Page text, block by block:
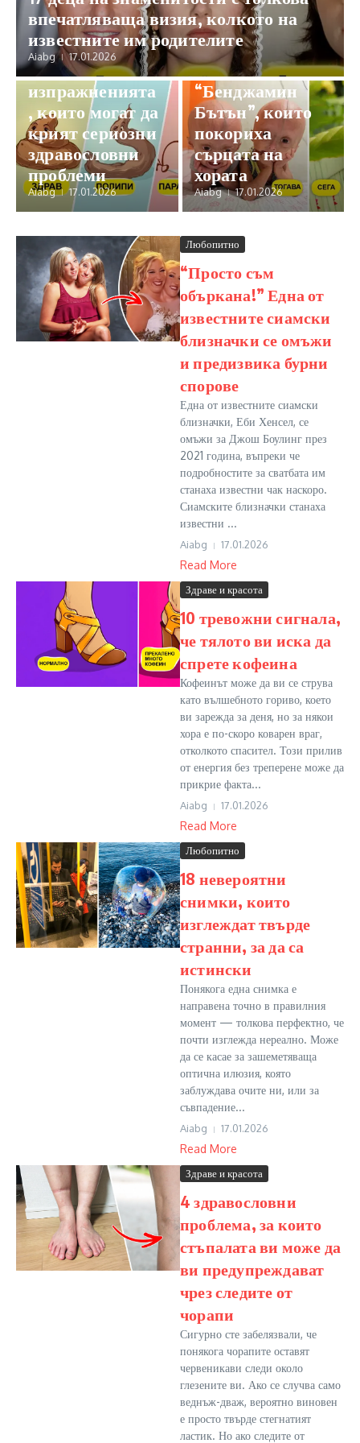
впечатляваща визия, колкото на
известните им родителите
Aiabg 17.01.2026
Здраве и красота
10+ тревожни
сигнала от
изпражненията
, които могат да
крият сериозни
здравословни
проблеми
Aiabg 17.01.2026
Любопитно
Запознайте се с
близначките
“Бенджамин
Бътън”, които
покориха
сърцата на
хората
Aiabg 17.01.2026
Любопитно
“Просто съм
объркана!” Една от
известните сиамски
близначки се омъжи
и предизвика бурни
спорове
Една от известните сиамски
близначки, Еби Хенсел, се
омъжи за Джош Боулинг през
2021 година, въпреки че
подробностите за сватбата им
станаха известни чак наскоро.
Сиамските близначки станаха
известни ...
Aiabg 17.01.2026
Read More
Здраве и красота
10 тревожни сигнала,
че тялото ви иска да
спрете кофеина
Кофеинът може да ви се струва
като вълшебното гориво, което
ви зарежда за деня, но за някои
хора е по-скоро коварен враг,
отколкото спасител. Този прилив
от енергия без треперене може да
прикрие факта...
Aiabg 17.01.2026
Read More
Любопитно
18 невероятни
снимки, които
изглеждат твърде
странни, за да са
истински
Понякога една снимка е
направена точно в правилния
момент — толкова перфектно, че
почти изглежда нереално. Може
да се касае за зашеметяваща
оптична илюзия, която
заблуждава очите ни, или за
съвпадение...
Aiabg 17.01.2026
Read More
Здраве и красота
4 здравословни
проблема, за които
стъпалата ви може да
ви предупреждават
чрез следите от
чорапи
Сигурно сте забелязвали, че
понякога чорапите оставят
червеникави следи около
глезените ви. Ако се случва само
веднъж-дваж, вероятно виновен
е просто твърде стегнатият
ластик. Но ако следите от